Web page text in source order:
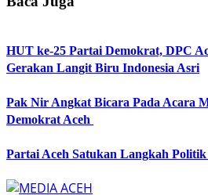
HUT ke-25 Partai Demokrat, DPC
Gerakan Langit Biru Indonesia Asri
Pak Nir Angkat Bicara Pada Acara
Demokrat Aceh
Partai Aceh Satukan Langkah